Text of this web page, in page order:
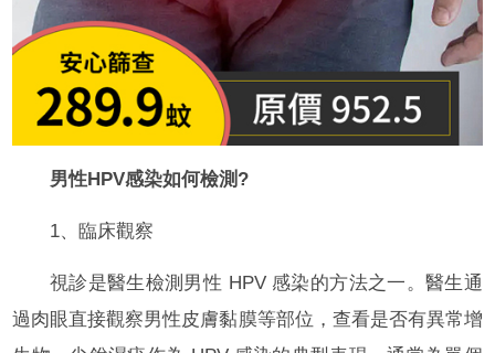
男性HPV感染如何檢測?
1、臨床觀察
視診是醫生檢測男性 HPV 感染的方法之一。醫生通
過肉眼直接觀察男性皮膚黏膜等部位，查看是否有異常增